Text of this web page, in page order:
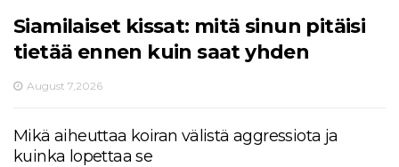
Siamilaiset kissat: mitä sinun pitäisi
tietää ennen kuin saat yhden
August 7,2026
Mikä aiheuttaa koiran välistä aggressiota ja
kuinka lopettaa se